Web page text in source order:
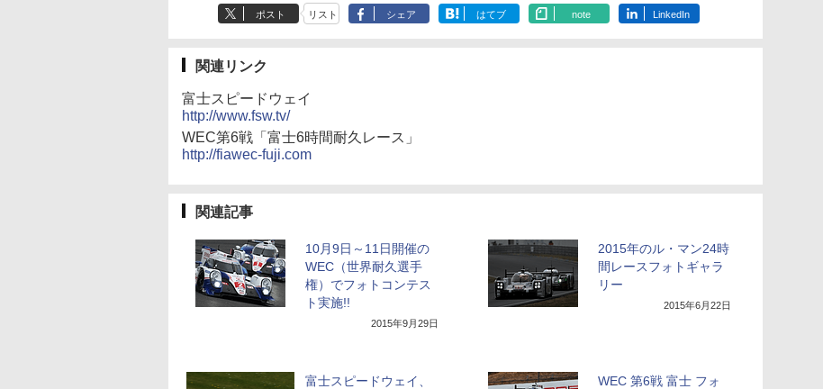
ポスト リスト シェア はてブ note LinkedIn
関連リンク
富士スピードウェイ
http://www.fsw.tv/
WEC第6戦「富士6時間耐久レース」
http://fiawec-fuji.com
関連記事
10月9日～11日開催の
WEC（世界耐久選手
権）でフォトコンテス
ト実施!!
2015年9月29日
2015年のル・マン24時
間レースフォトギャラ
リー
2015年6月22日
富士スピードウェイ、 WEC 第6戦 富士 フォ